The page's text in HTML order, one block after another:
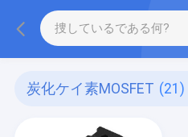
炭化ケイ素MOSFET (21)